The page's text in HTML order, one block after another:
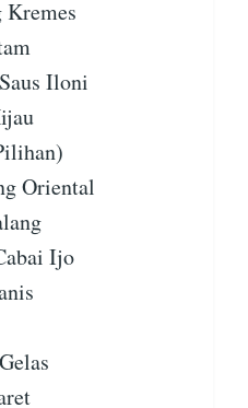
Kremes
Iloni
Oriental
Ijo